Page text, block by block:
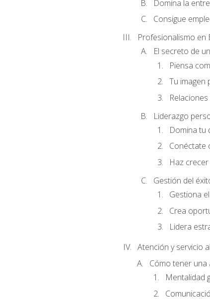
Domina la
Consigue
Profesionalismo en
El secreto de
Piensa
Tu imagen
Liderazgo
Domina tu
Conéctate
Haz
Gestión del
Gestiona
Crea
Lidera
Atención y servicio
Cómo tener
Mentalidad